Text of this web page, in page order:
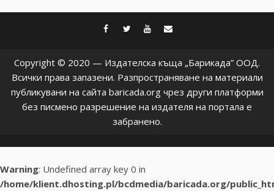
facebook
twitter
youtube
Copyright © 2020 — Издателска къща „Барикада” ООД.
Всички права запазени. Разпространяване на материали
публикувани на сайта baricada.org чрез други платформи
без писмено разрешение на издателя на портала е
забранено.
Warning: Undefined array key 0 in
/home/klient.dhosting.pl/bcdmedia/baricada.org/